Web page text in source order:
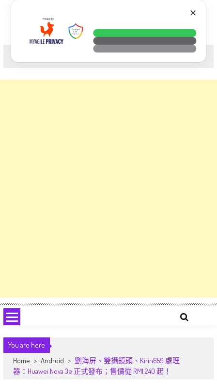
科技. 生活. 攝影.
You are here
Home > Android > 劉海屏、雙攝鏡頭、Kirin659 處理
器：Huawei Nova 3e 正式發布；售價從 RM1,240 起！
✕